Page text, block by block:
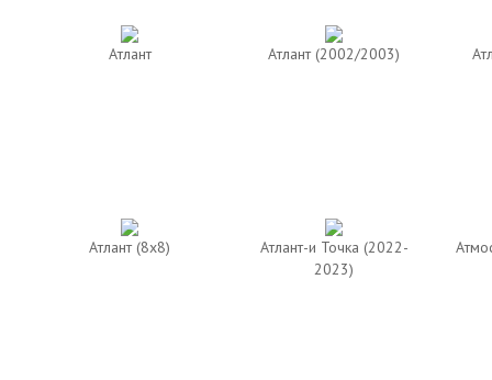
Атлант Атлант (2002/2003)
Атлант (8х8)
Атлант-и Точка (2022-
2023)